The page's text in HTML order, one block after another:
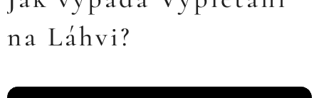
na Láhvi?